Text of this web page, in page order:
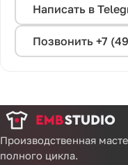
Написать в
Позвонить +7
Производственная
полного цикла.